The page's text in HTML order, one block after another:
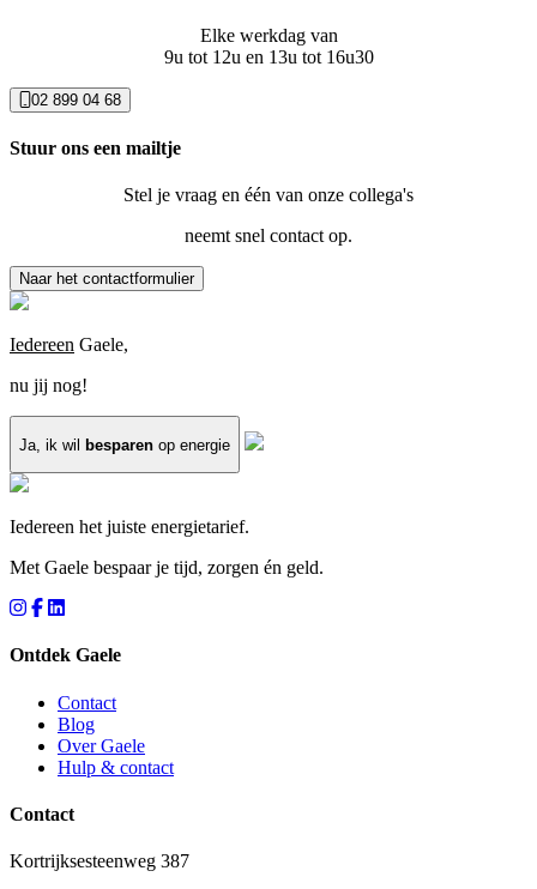
Elke werkdag van
9u tot 12u en 13u tot 16u30
02 899 04 68
Stuur ons een mailtje
Stel je vraag en één van onze collega's
neemt snel contact op.
Naar het contactformulier
Iedereen Gaele,
nu jij nog!
Ja, ik wil besparen op energie
Iedereen het juiste energietarief.
Met Gaele bespaar je tijd, zorgen én geld.
Ontdek Gaele
Contact
Blog
Over Gaele
Hulp & contact
Contact
Kortrijksesteenweg 387